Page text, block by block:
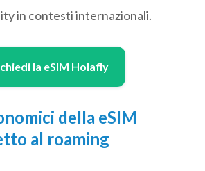
in contesti internazionali.
la eSIM Holafly
della eSIM
al roaming